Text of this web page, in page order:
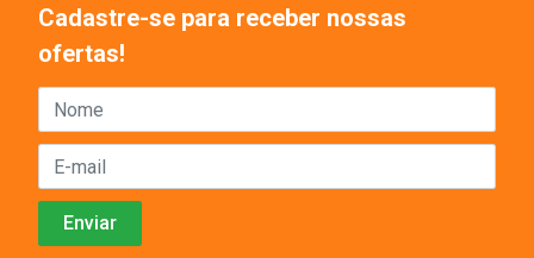
Cadastre-se para receber nossas
ofertas!